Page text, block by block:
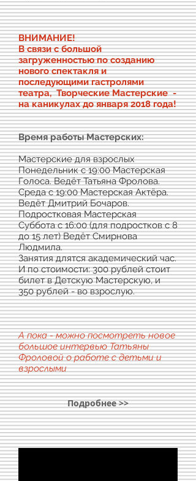
ВНИМАНИЕ!
В связи с большой
загруженностью по созданию
нового спектакля и
последующими гастролями
театра, Творческие Мастерские -
на каникулах до января 2018 года!
Время работы Мастерских:
Мастерские для взрослых
Понедельник с 19:00 Мастерская
Голоса. Ведёт Татьяна Фролова.
Среда с 19:00 Мастерская Актёра.
Ведёт Дмитрий Бочаров.
Подростковая Мастерская
Суббота с 16:00 (для подростков с 8
до 15 лет) Ведёт Смирнова
Людмила.
Занятия длятся академический час.
И по стоимости: 300 рублей стоит
билет в Детскую Мастерскую, и
350 рублей - во взрослую.
А пока - можно посмотреть новое
большое интервью Татьяны
Фроловой о работе с детьми и
взрослыми
Подробнее >>